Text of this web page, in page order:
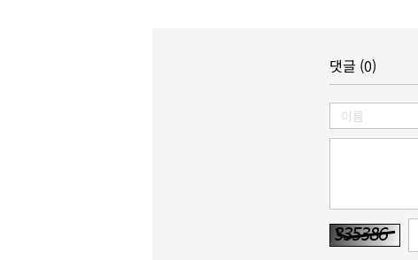
댓글 (0)